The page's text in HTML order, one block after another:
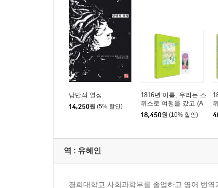
낭만적 열정
14,250원 (5% 할인)
1816년 여름, 우리는 스
위스로 여행을 갔고 (A
세트)
18,450원 (10% 할인)
역 : 유혜인
경희대학교 사회과학부를 졸업하고 영어 번